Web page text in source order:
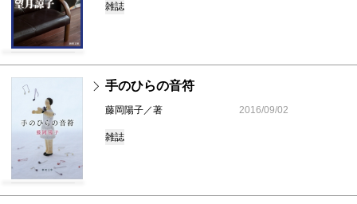
雑誌
手のひらの音符
藤岡陽子／著 2016/09/02
雑誌